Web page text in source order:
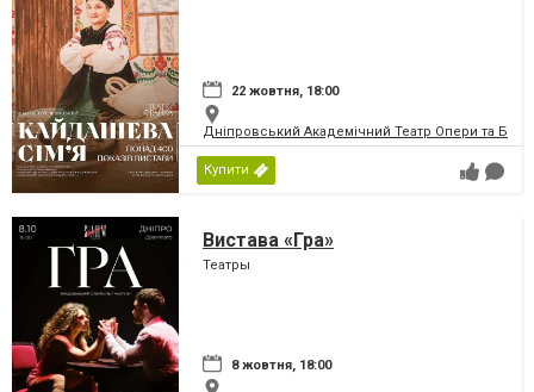
22 жовтня, 18:00
Дніпровський Академічний Театр Опери та
Купити
Вистава «Гра»
Театры
8 жовтня, 18:00